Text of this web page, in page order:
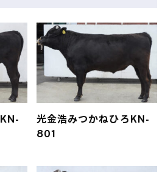
KN-
光金浩みつかねひろ KN-
801